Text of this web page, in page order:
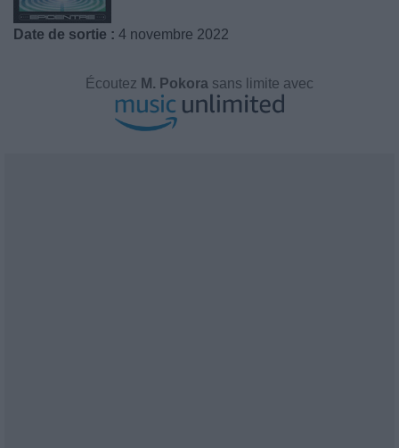
Date de sortie : 4 novembre 2022
Écoutez M. Pokora sans limite avec